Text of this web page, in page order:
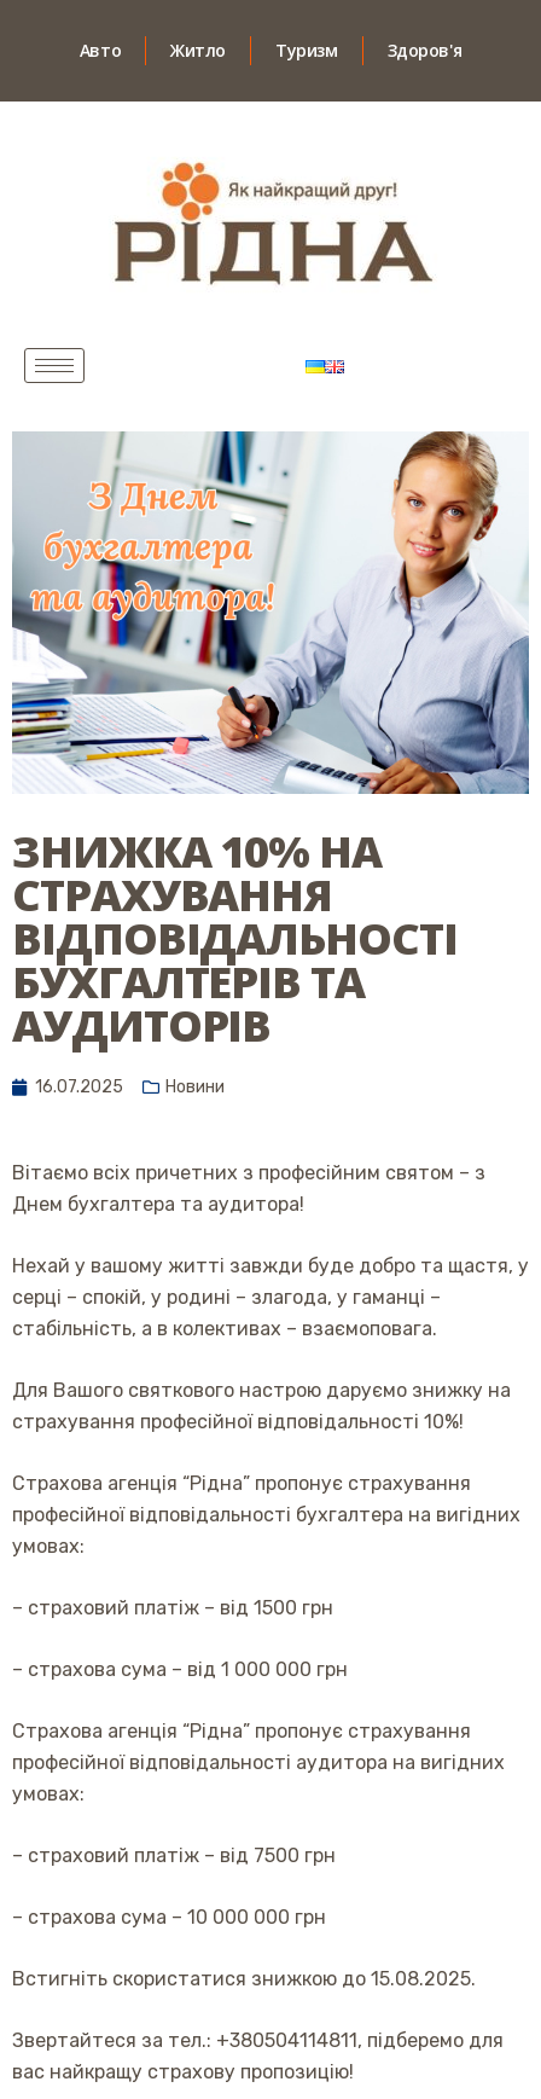
Авто Житло Туризм Здоров'я
ЗНИЖКА 10% НА
СТРАХУВАННЯ
ВІДПОВІДАЛЬНОСТІ
БУХГАЛТЕРІВ ТА
АУДИТОРІВ
16.07.2025 Новини
Вітаємо всіх причетних з професійним святом – з
Днем бухгалтера та аудитора!
Нехай у вашому житті завжди буде добро та щастя, у
серці – спокій, у родині – злагода, у гаманці –
стабільність, а в колективах – взаємоповага.
Для Вашого святкового настрою даруємо знижку на
страхування професійної відповідальності 10%!
Страхова агенція “Рідна” пропонує страхування
професійної відповідальності бухгалтера на вигідних
умовах:
– страховий платіж – від 1500 грн
– страхова сума – від 1 000 000 грн
Страхова агенція “Рідна” пропонує страхування
професійної відповідальності аудитора на вигідних
умовах:
– страховий платіж – від 7500 грн
– страхова сума – 10 000 000 грн
Встигніть скористатися знижкою до 15.08.2025.
Звертайтеся за тел.: +380504114811, підберемо для
вас найкращу страхову пропозицію!